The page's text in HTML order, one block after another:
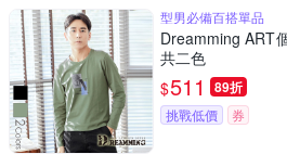
型男必備百搭單品
Dreamming ART
共二色
$511 89折
挑戰低價 券